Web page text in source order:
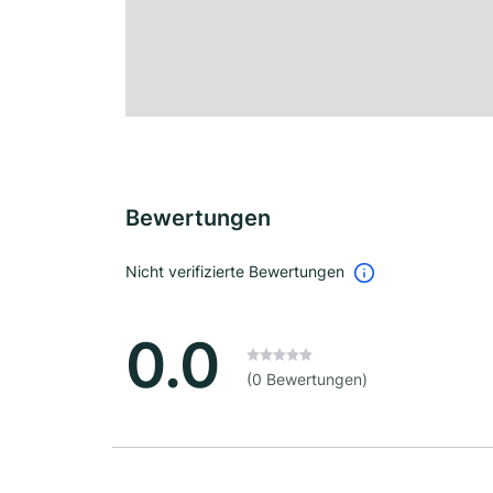
Bewertungen
Nicht verifizierte Bewertungen
0.0 (0 Bewertungen)